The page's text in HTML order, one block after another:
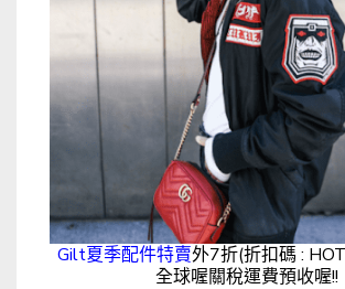
Gilt夏季配件特賣外7折(折扣碼 :
全球喔關稅運費預收喔!!